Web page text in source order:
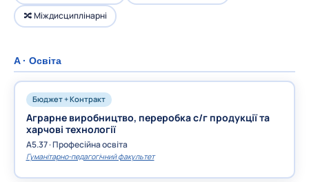
🔀 Міждисциплінарні
A · Освіта
Бюджет + Контракт
Аграрне виробництво, переробка с/г продукції та
харчові технології
A5.37 · Професійна освіта
Гуманітарно-педагогічний факультет